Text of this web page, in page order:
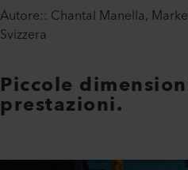
Autore:: Chantal Manella,
Svizzera
Piccole
prestazioni.